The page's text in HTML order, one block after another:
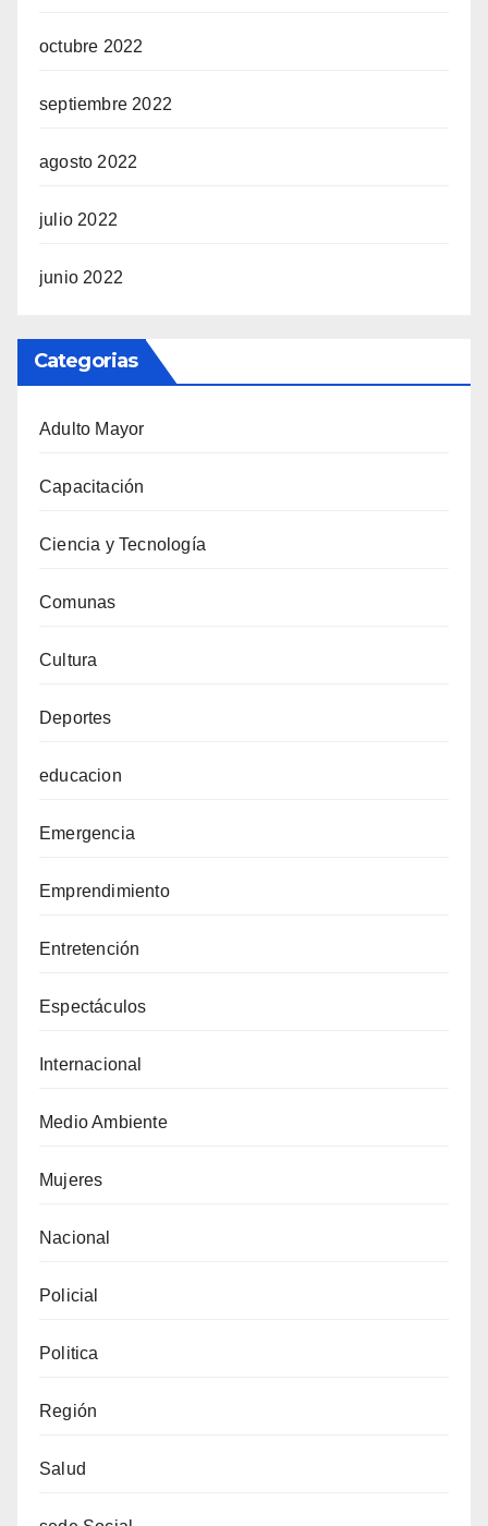
octubre 2022
septiembre 2022
agosto 2022
julio 2022
junio 2022
Categorias
Adulto Mayor
Capacitación
Ciencia y Tecnología
Comunas
Cultura
Deportes
educacion
Emergencia
Emprendimiento
Entretención
Espectáculos
Internacional
Medio Ambiente
Mujeres
Nacional
Policial
Politica
Región
Salud